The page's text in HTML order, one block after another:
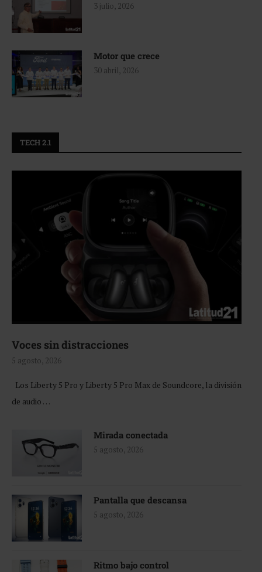
3 julio, 2026
Motor que crece
30 abril, 2026
TECH 2.1
Voces sin distracciones
5 agosto, 2026
Los Liberty 5 Pro y Liberty 5 Pro Max de Soundcore, la división
de audio …
Mirada conectada
5 agosto, 2026
Pantalla que descansa
5 agosto, 2026
Ritmo bajo control